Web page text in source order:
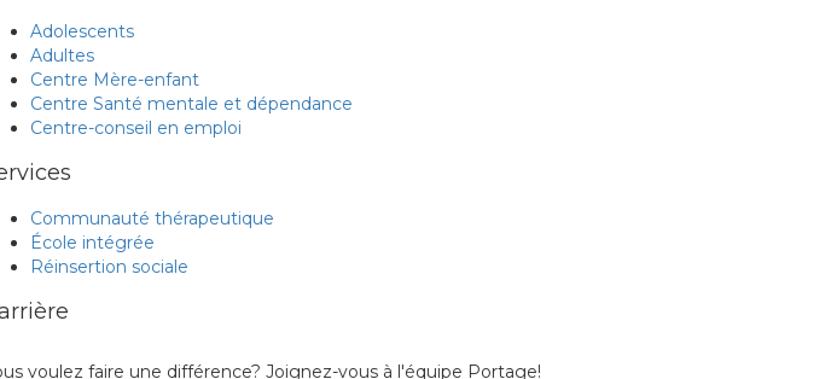
Adolescents
Adultes
Centre Mère-enfant
Centre Santé mentale et dépendance
Centre-conseil en emploi
Communauté thérapeutique
École intégrée
Réinsertion sociale
voulez faire une différence? Joignez-vous à l'équipe Portage!